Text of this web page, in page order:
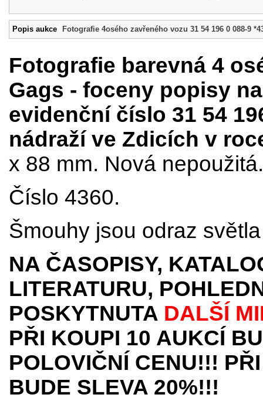
Popis aukce Fotografie 4osého zavřeného vozu 31 54 196 0 088-9
Fotografie barevná 4
Gags - foceny popisy
evidenční číslo 31 54
nádraží ve Zdicích v
x 88 mm. Nová
Číslo 4360.
Šmouhy jsou odraz
NA ČASOPISY,
LITERATURU,
POSKYTNUTA DALŠÍ
PŘI KOUPI 10 AUKCÍ
POLOVIČNÍ CENU!!!
BUDE SLEVA 20%!!!